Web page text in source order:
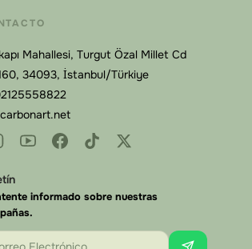
Mahallesi, Turgut Özal Millet Cd
34093, İstanbul/Türkiye
informado sobre nuestras
Electrónico
En línea